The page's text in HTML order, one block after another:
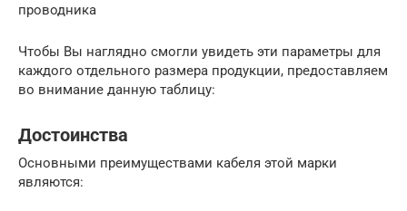
проводника
Чтобы Вы наглядно смогли увидеть эти параметры для
каждого отдельного размера продукции, предоставляем
во внимание данную таблицу:
Достоинства
Основными преимуществами кабеля этой марки
являются: